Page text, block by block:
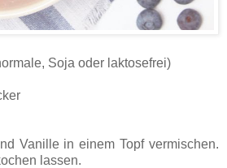
Soja oder laktosefrei)
Vanille in einem Topf vermischen.
lassen.